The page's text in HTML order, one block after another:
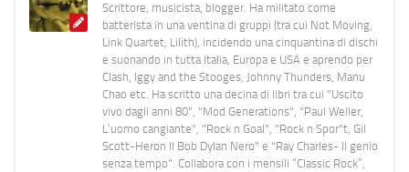
Scrittore, musicista, blogger. Ha militato come
batterista in una ventina di gruppi (tra cui Not Moving,
Link Quartet, Lilith), incidendo una cinquantina di dischi
e suonando in tutta Italia, Europa e USA e aprendo per
Clash, Iggy and the Stooges, Johnny Thunders, Manu
Chao etc. Ha scritto una decina di libri tra cui "Uscito
vivo dagli anni 80", "Mod Generations", "Paul Weller,
L’uomo cangiante", "Rock n Goal", "Rock n Spor"t, Gil
Scott-Heron Il Bob Dylan Nero" e "Ray Charles- Il genio
senza tempo". Collabora con i mensili “Classic Rock”,